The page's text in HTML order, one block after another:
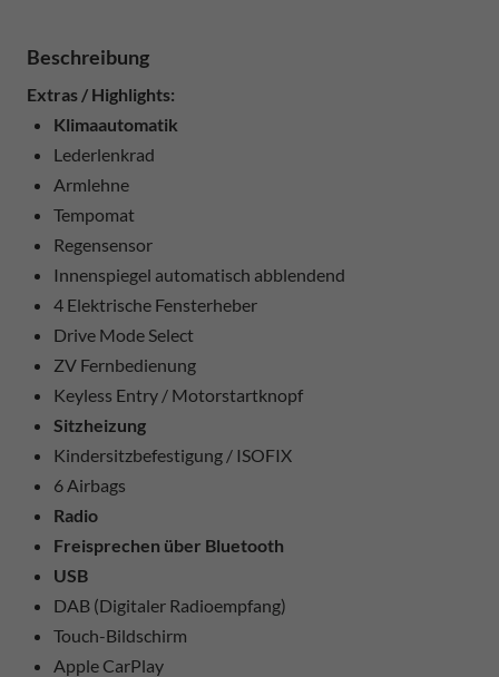
Beschreibung
Extras / Highlights:
Klimaautomatik
Lederlenkrad
Armlehne
Tempomat
Regensensor
Innenspiegel automatisch abblendend
4 Elektrische Fensterheber
Drive Mode Select
ZV Fernbedienung
Keyless Entry / Motorstartknopf
Sitzheizung
Kindersitzbefestigung / ISOFIX
6 Airbags
Radio
Freisprechen über Bluetooth
USB
DAB (Digitaler Radioempfang)
Touch-Bildschirm
Apple CarPlay